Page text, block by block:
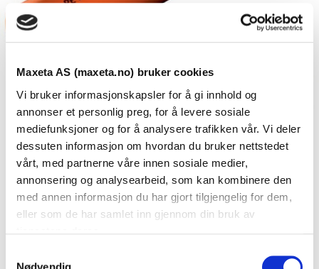
Maxeta AS (maxeta.no) bruker cookies
Vi bruker informasjonskapsler for å gi innhold og
annonser et personlig preg, for å levere sosiale
mediefunksjoner og for å analysere trafikken vår. Vi deler
dessuten informasjon om hvordan du bruker nettstedet
vårt, med partnerne våre innen sosiale medier,
annonsering og analysearbeid, som kan kombinere den
med annen informasjon du har gjort tilgjengelig for dem,
eller som de har samlet inn gjennom din bruk av
Se dokumenter
Dokumenter